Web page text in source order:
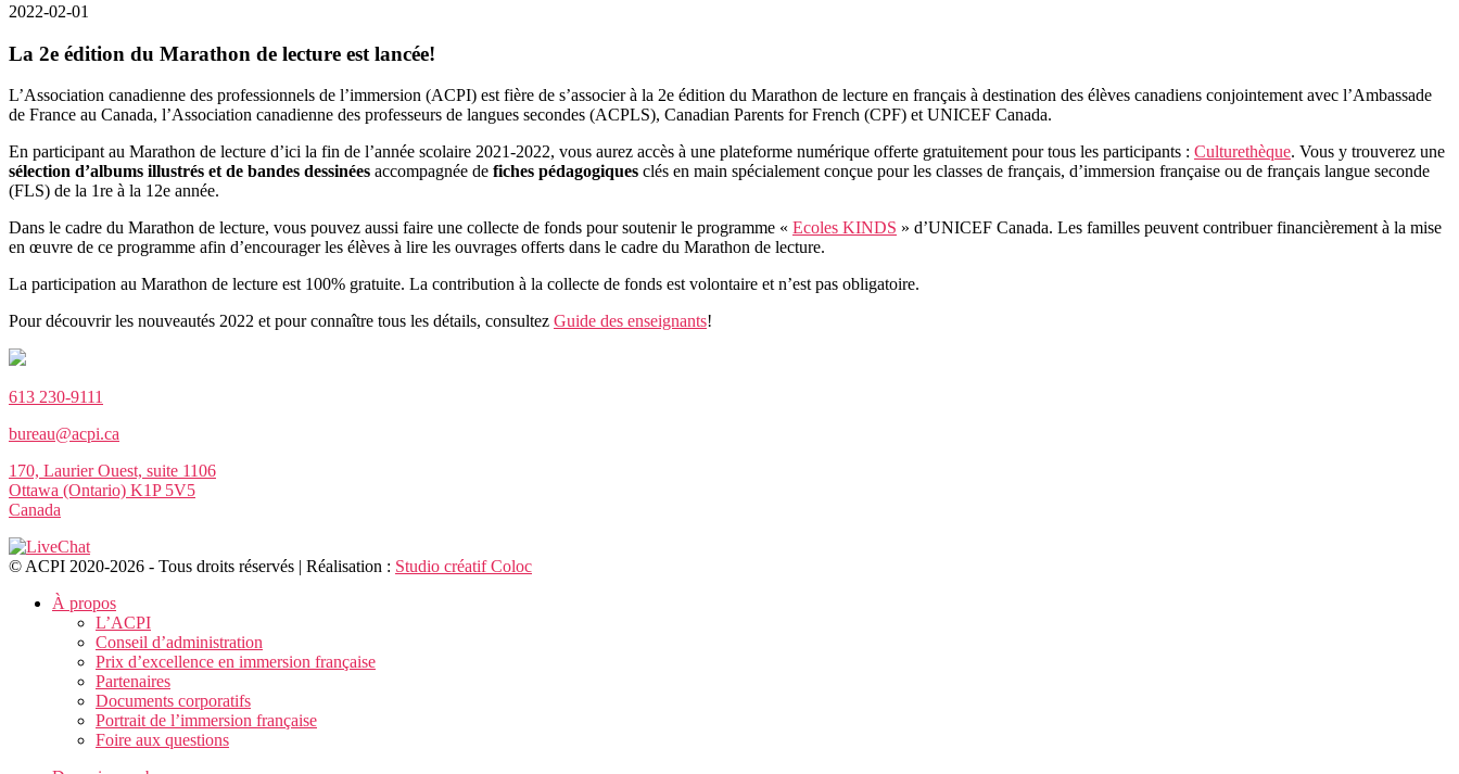
2022-02-01
La 2e édition du Marathon de lecture est lancée!
L’Association canadienne des professionnels de l’immersion (ACPI) est fière de s’associer à la 2e édition du Marathon de lecture en français à destination des élèves canadiens conjointement avec l’Ambassade
de France au Canada, l’Association canadienne des professeurs de langues secondes (ACPLS), Canadian Parents for French (CPF) et UNICEF Canada.
En participant au Marathon de lecture d’ici la fin de l’année scolaire 2021-2022, vous aurez accès à une plateforme numérique offerte gratuitement pour tous les participants : Culturethèque. Vous y trouverez une
sélection d’albums illustrés et de bandes dessinées accompagnée de fiches pédagogiques clés en main spécialement conçue pour les classes de français, d’immersion française ou de français langue seconde
(FLS) de la 1re à la 12e année.
Dans le cadre du Marathon de lecture, vous pouvez aussi faire une collecte de fonds pour soutenir le programme « Ecoles KINDS » d’UNICEF Canada. Les familles peuvent contribuer financièrement à la mise
en œuvre de ce programme afin d’encourager les élèves à lire les ouvrages offerts dans le cadre du Marathon de lecture.
La participation au Marathon de lecture est 100% gratuite. La contribution à la collecte de fonds est volontaire et n’est pas obligatoire.
Pour découvrir les nouveautés 2022 et pour connaître tous les détails, consultez Guide des enseignants!
613 230-9111
bureau@acpi.ca
170, Laurier Ouest, suite 1106
Ottawa (Ontario) K1P 5V5
Canada
© ACPI 2020-2026 - Tous droits réservés | Réalisation : Studio créatif Coloc
À propos
L’ACPI
Conseil d’administration
Prix d’excellence en immersion française
Partenaires
Documents corporatifs
Portrait de l’immersion française
Foire aux questions